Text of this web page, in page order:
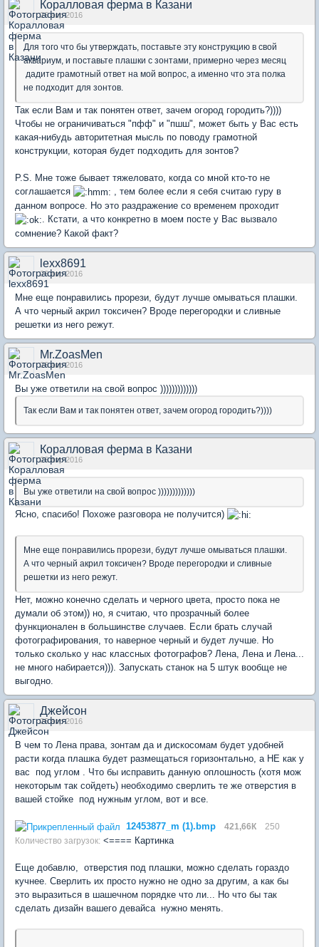
Коралловая ферма в Казани
26 апр 2016
Для того что бы утверждать, поставьте эту конструкцию в свой
аквариум, и поставьте плашки с зонтами, примерно через месяц
дадите грамотный ответ на мой вопрос, а именно что эта полка
не подходит для зонтов.
Так если Вам и так понятен ответ, зачем огород городить?))))
Чтобы не ограничиваться "пфф" и "пшш", может быть у Вас есть
какая-нибудь авторитетная мысль по поводу грамотной
конструкции, которая будет подходить для зонтов?
P.S. Мне тоже бывает тяжеловато, когда со мной кто-то не
соглашается
, тем более если я себя считаю гуру в
данном вопросе. Но это раздражение со временем проходит
. Кстати, а что конкретно в моем посте у Вас вызвало
сомнение? Какой факт?
lexx8691
26 апр 2016
Мне еще понравились прорези, будут лучше омываться плашки.
А что черный акрил токсичен? Вроде перегородки и сливные
решетки из него режут.
Mr.ZoasMen
26 апр 2016
Вы уже ответили на свой вопрос )))))))))))))
Так если Вам и так понятен ответ, зачем огород городить?))))
Коралловая ферма в Казани
26 апр 2016
Вы уже ответили на свой вопрос )))))))))))))
Ясно, спасибо! Похоже разговора не получится)
Мне еще понравились прорези, будут лучше омываться плашки.
А что черный акрил токсичен? Вроде перегородки и сливные
решетки из него режут.
Нет, можно конечно сделать и черного цвета, просто пока не
думали об этом)) но, я считаю, что прозрачный более
функционален в большинстве случаев. Если брать случай
фотографирования, то наверное черный и будет лучше. Но
только сколько у нас классных фотографов? Лена, Лена и Лена...
не много набирается))). Запускать станок на 5 штук вообще не
выгодно.
Джейсон
26 апр 2016
В чем то Лена права, зонтам да и дискосомам будет удобней
расти когда плашка будет размещаться горизонтально, а НЕ как у
вас под углом . Что бы исправить данную оплошность (хотя мож
некоторым так сойдеть) необходимо сверлить те же отверстия в
вашей стойке под нужным углом, вот и все.
12453877_m (1).bmp 421,66К
250
Количество загрузок: <==== Картинка
Еще добавлю, отверстия под плашки, можно сделать гораздо
кучнее. Сверлить их просто нужно не одно за другим, а как бы
это выразиться в шашечном порядке что ли... Но что бы так
сделать дизайн вашего девайса нужно менять.